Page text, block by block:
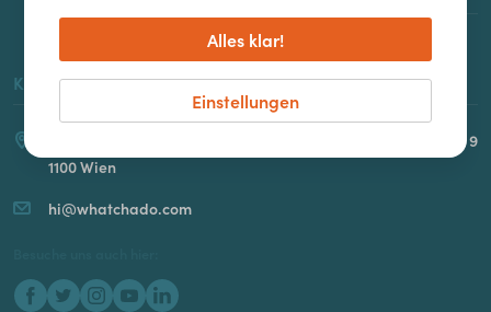
Kontakt
Spaces Icon | Gertrude-Fröhlich-Sandner Straße 2-4, Turm 9
1100 Wien
hi@whatchado.com
Einstellungen
Alles klar!